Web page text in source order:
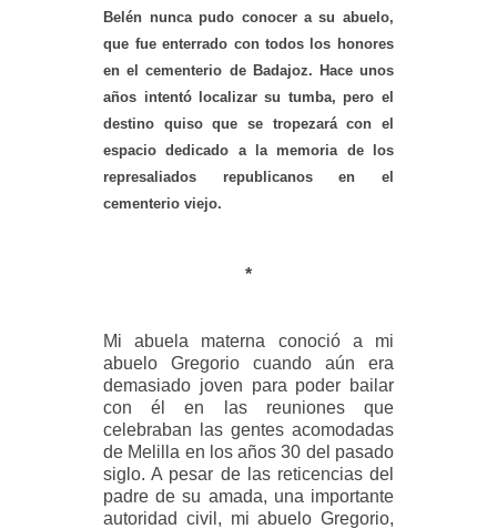
Belén nunca pudo conocer a su abuelo,
que fue enterrado con todos los honores
en el cementerio de Badajoz. Hace unos
años intentó localizar su tumba, pero el
destino quiso que se tropezará con el
espacio dedicado a la memoria de los
represaliados republicanos en el
cementerio viejo.
*
Mi abuela materna conoció a mi
abuelo Gregorio cuando aún era
demasiado joven para poder bailar
con él en las reuniones que
celebraban las gentes acomodadas
de Melilla en los años 30 del pasado
siglo. A pesar de las reticencias del
padre de su amada, una importante
autoridad civil, mi abuelo Gregorio,